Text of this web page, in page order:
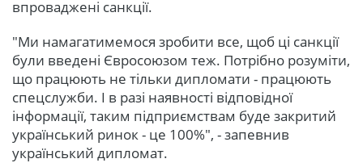
впроваджені санкції.
"Ми намагатимемося зробити все, щоб ці санкції
були введені Євросоюзом теж. Потрібно розуміти,
що працюють не тільки дипломати - працюють
спецслужби. І в разі наявності відповідної
інформації, таким підприємствам буде закритий
український ринок - це 100%", - запевнив
український дипломат.